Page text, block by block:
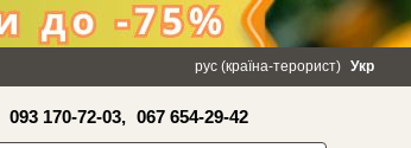
Політика конфіденційності
рус (країна-терорист) Укр
093 170-72-03, 067 654-29-42